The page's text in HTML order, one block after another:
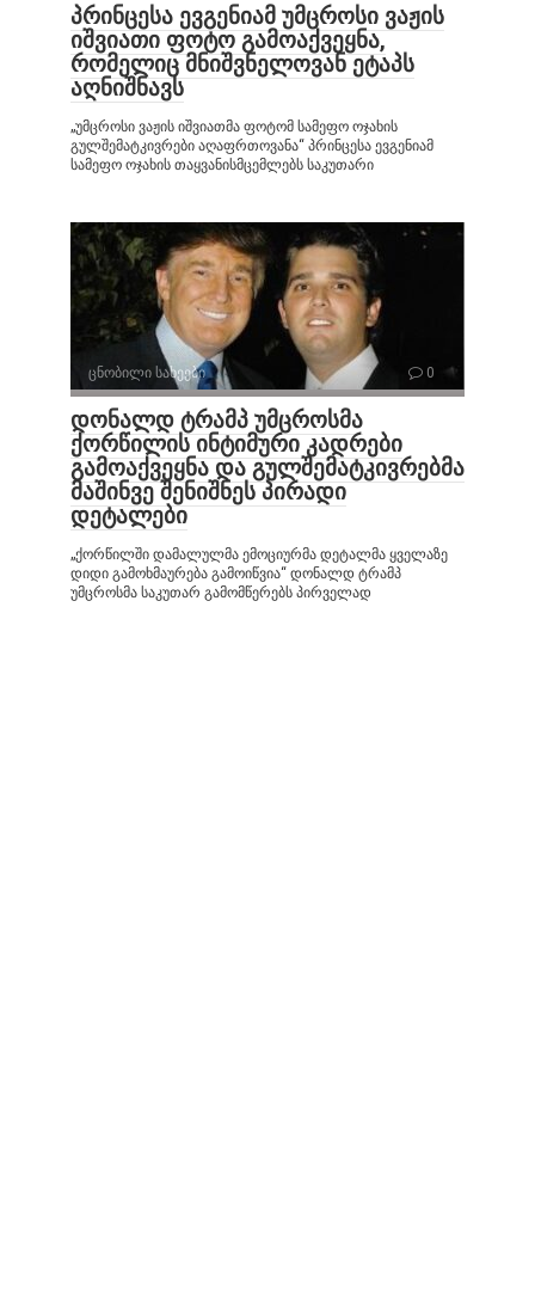
პრინცესა ევგენიამ უმცროსი ვაჟის
იშვიათი ფოტო გამოაქვეყნა,
რომელიც მნიშვნელოვან ეტაპს
აღნიშნავს
„უმცროსი ვაჟის იშვიათმა ფოტომ სამეფო ოჯახის
გულშემატკივრები აღაფრთოვანა“ პრინცესა ევგენიამ
სამეფო ოჯახის თაყვანისმცემლებს საკუთარი
ცნობილი სახეები 0
დონალდ ტრამპ უმცროსმა
ქორწილის ინტიმური კადრები
გამოაქვეყნა და გულშემატკივრებმა
მაშინვე შენიშნეს პირადი
დეტალები
„ქორწილში დამალულმა ემოციურმა დეტალმა ყველაზე
დიდი გამოხმაურება გამოიწვია“ დონალდ ტრამპ
უმცროსმა საკუთარ გამომწერებს პირველად